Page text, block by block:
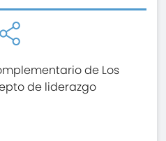
de Los
de liderazgo